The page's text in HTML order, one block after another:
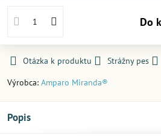
Do
Otázka k produktu Strážny pes
Výrobca: Amparo Miranda®
Popis